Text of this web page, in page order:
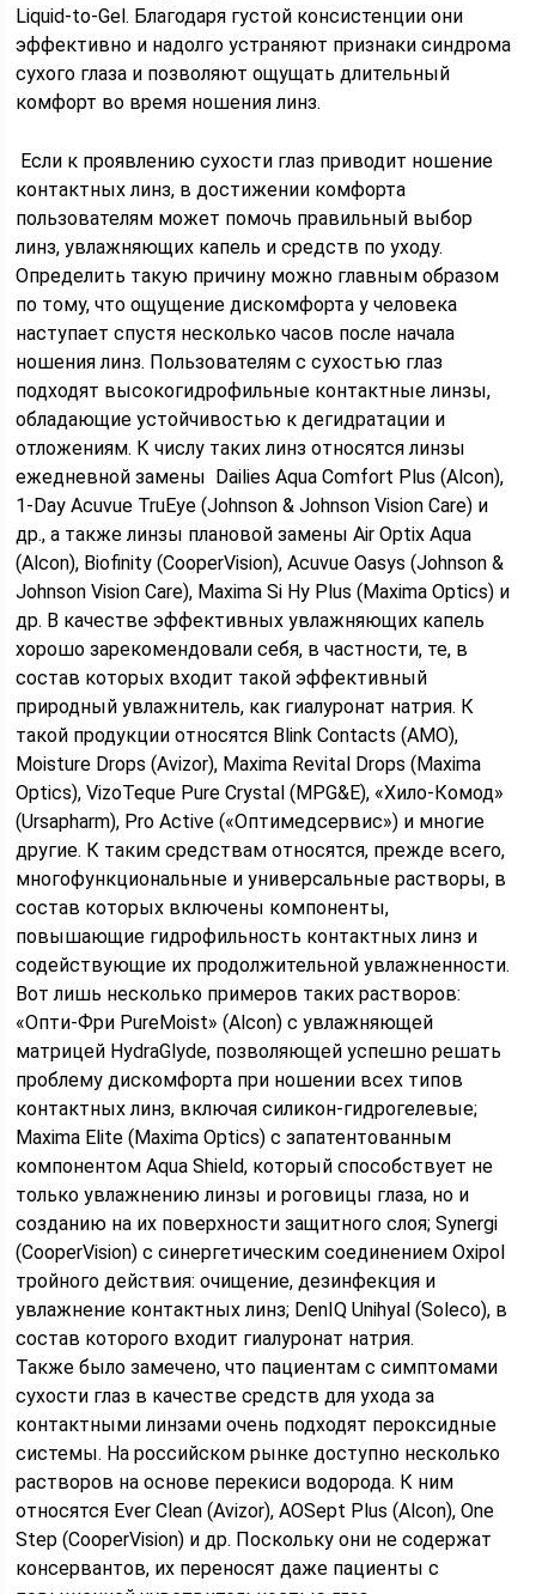
Liquid-to-Gel. Благодаря густой консистенции они
эффективно и надолго устраняют признаки синдрома
сухого глаза и позволяют ощущать длительный
комфорт во время ношения линз.
Если к проявлению сухости глаз приводит ношение
контактных линз, в достижении комфорта
пользователям может помочь правильный выбор
линз, увлажняющих капель и средств по уходу.
Определить такую причину можно главным образом
по тому, что ощущение дискомфорта у человека
наступает спустя несколько часов после начала
ношения линз. Пользователям с сухостью глаз
подходят высокогидрофильные контактные линзы,
обладающие устойчивостью к дегидратации и
отложениям. К числу таких линз относятся линзы
ежедневной замены Dailies Aqua Comfort Plus (Alcon),
1-Day Acuvue TruEye (Johnson & Johnson Vision Care) и
др., а также линзы плановой замены Air Optix Aqua
(Alcon), Biofinity (CooperVision), Acuvue Oasys (Johnson &
Johnson Vision Care), Maxima Si Hy Plus (Maxima Optics) и
др. В качестве эффективных увлажняющих капель
хорошо зарекомендовали себя, в частности, те, в
состав которых входит такой эффективный
природный увлажнитель, как гиалуронат натрия. К
такой продукции относятся Blink Contacts (AMO),
Moisture Drops (Avizor), Maxima Revital Drops (Maxima
Optics), VizoTeque Pure Crystal (MPG&E), «Хило-Комод»
(Ursapharm), Pro Active («Оптимедсервис») и многие
другие. К таким средствам относятся, прежде всего,
многофункциональные и универсальные растворы, в
состав которых включены компоненты,
повышающие гидрофильность контактных линз и
содействующие их продолжительной увлажненности.
Вот лишь несколько примеров таких растворов:
«Опти-Фри PureMoist» (Alcon) с увлажняющей
матрицей HydraGlyde, позволяющей успешно решать
проблему дискомфорта при ношении всех типов
контактных линз, включая силикон-гидрогелевые;
Maxima Elite (Maxima Optics) с запатентованным
компонентом Aqua Shield, который способствует не
только увлажнению линзы и роговицы глаза, но и
созданию на их поверхности защитного слоя; Synergi
(CooperVision) с синергетическим соединением Oxipol
тройного действия: очищение, дезинфекция и
увлажнение контактных линз; DenIQ Unihyal (Soleco), в
состав которого входит гиалуронат натрия.
Также было замечено, что пациентам с симптомами
сухости глаз в качестве средств для ухода за
контактными линзами очень подходят пероксидные
системы. На российском рынке доступно несколько
растворов на основе перекиси водорода. К ним
относятся Ever Clean (Avizor), AOSept Plus (Alcon), One
Step (CooperVision) и др. Поскольку они не содержат
консервантов, их переносят даже пациенты с